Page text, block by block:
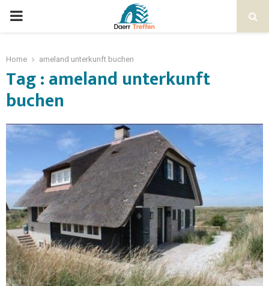
Home ameland unterkunft buchen
Tag : ameland unterkunft
buchen